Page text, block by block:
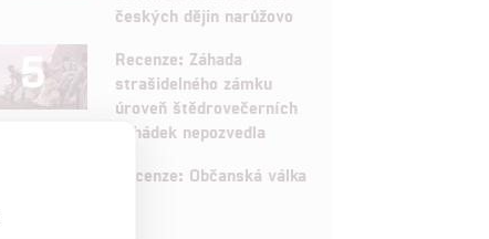
českých dějin narůžovo
5
Recenze: Záhada
strašidelného zámku
úroveň štědrovečerních
pohádek nepozvedla
Recenze: Občanská válka